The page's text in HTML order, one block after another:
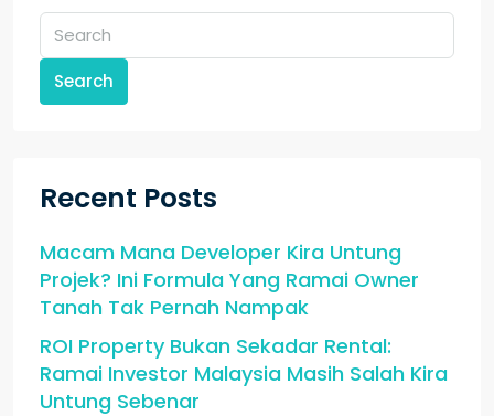
Search
Recent Posts
Macam Mana Developer Kira Untung
Projek? Ini Formula Yang Ramai Owner
Tanah Tak Pernah Nampak
ROI Property Bukan Sekadar Rental:
Ramai Investor Malaysia Masih Salah Kira
Untung Sebenar